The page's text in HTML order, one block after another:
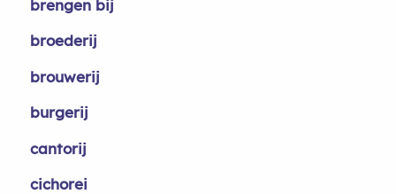
brengen bij
broederij
brouwerij
burgerij
cantorij
cichorei